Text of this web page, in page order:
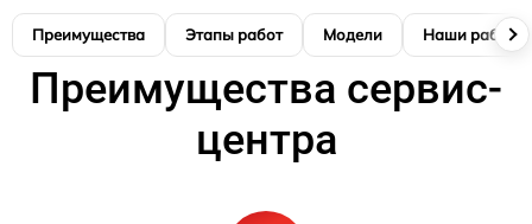
Преимущества Этапы работ Модели Наши работы
Преимущества сервис-
центра